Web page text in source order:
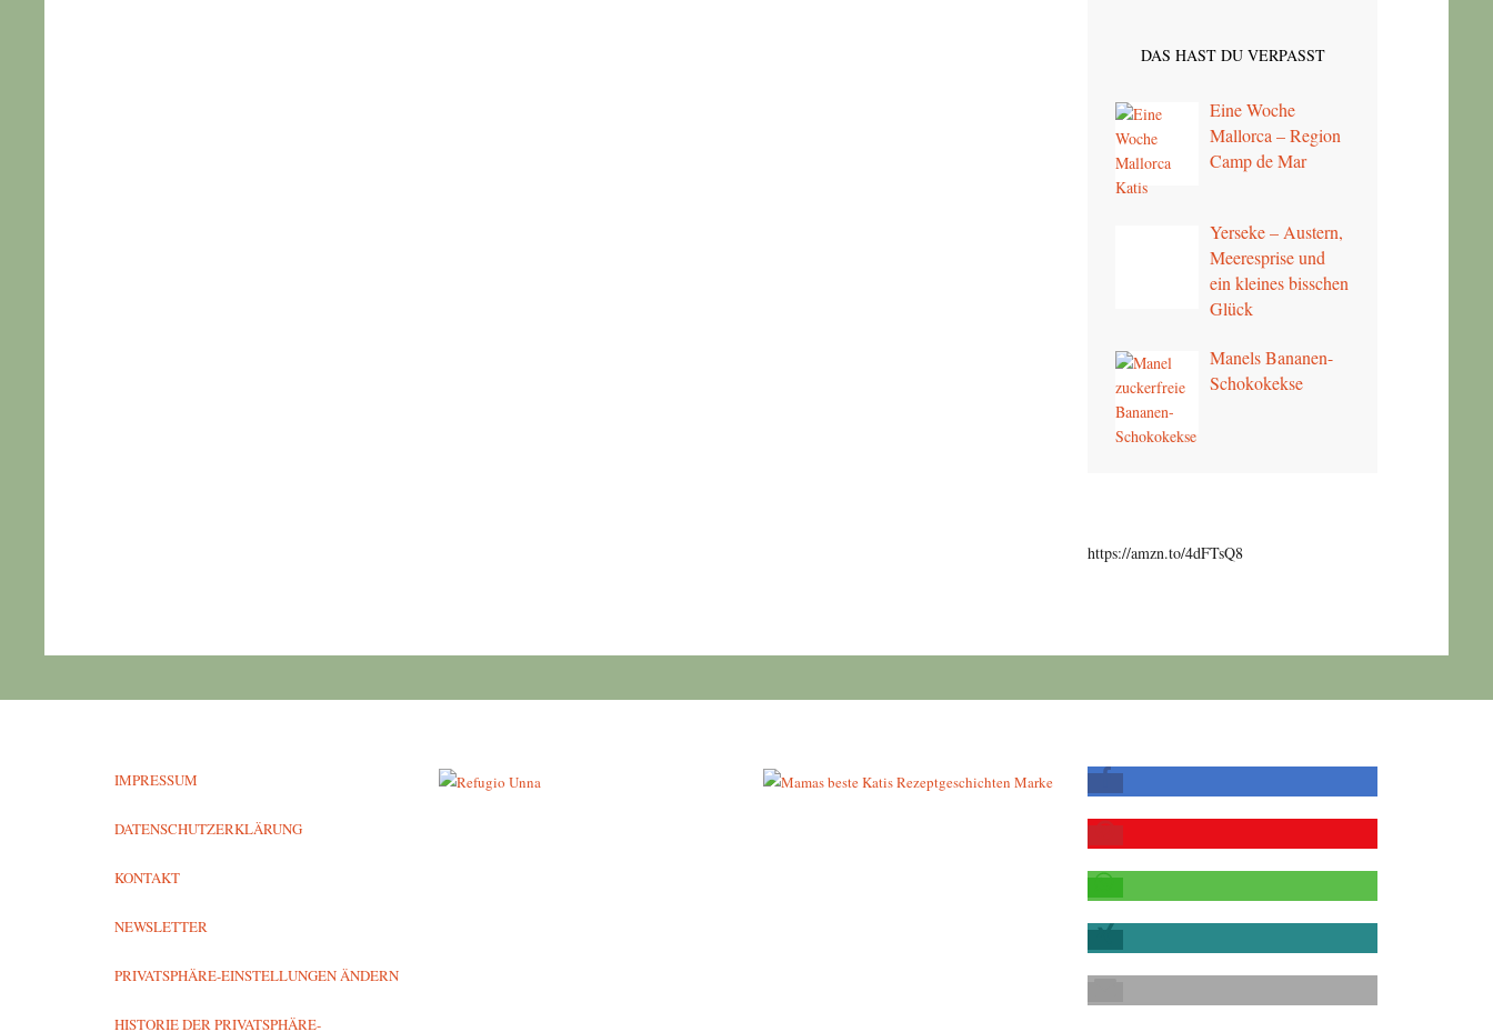
DAS HAST DU VERPASST
Eine Woche
Mallorca – Region
Camp de Mar
Yerseke – Austern,
Meeresprise und
ein kleines bisschen
Glück
Manels Bananen-
Schokokekse
https://amzn.to/4dFTsQ8
IMPRESSUM
DATENSCHUTZERKLÄRUNG
KONTAKT
NEWSLETTER
PRIVATSPHÄRE-EINSTELLUNGEN ÄNDERN
HISTORIE DER PRIVATSPHÄRE-